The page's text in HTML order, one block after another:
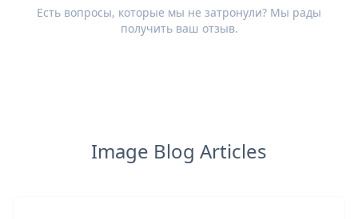
Есть вопросы, которые мы не затронули? Мы рады
получить ваш отзыв.
Image Blog Articles